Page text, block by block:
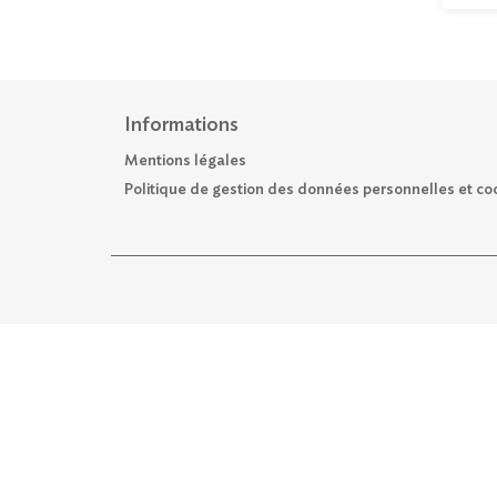
Informations
Mentions légales
Politique de gestion des données personnelles et